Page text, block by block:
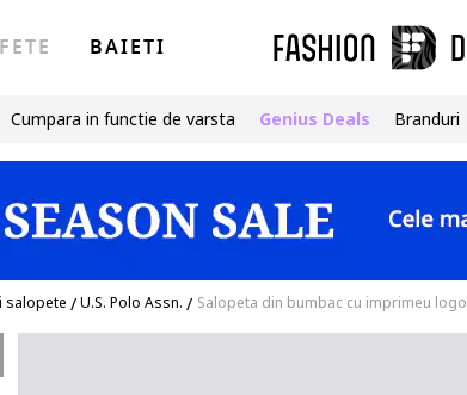
FETE BAIETI
Cumpara in functie de varsta Genius Deals Branduri
salopete /U.S. Polo Assn. / Salopeta din bumbac cu imprimeu logo